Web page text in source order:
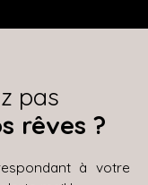
pas
rêves ?
à votre